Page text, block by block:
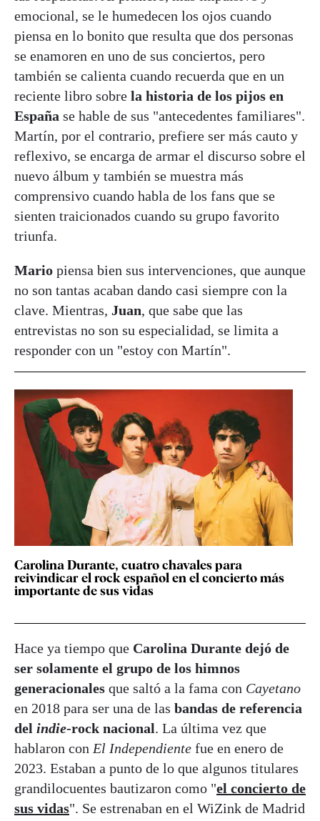
emocional, se le humedecen los ojos cuando
piensa en lo bonito que resulta que dos personas
se enamoren en uno de sus conciertos, pero
también se calienta cuando recuerda que en un
reciente libro sobre la historia de los pijos en
España se hable de sus "antecedentes familiares".
Martín, por el contrario, prefiere ser más cauto y
reflexivo, se encarga de armar el discurso sobre el
nuevo álbum y también se muestra más
comprensivo cuando habla de los fans que se
sienten traicionados cuando su grupo favorito
triunfa.
Mario piensa bien sus intervenciones, que aunque
no son tantas acaban dando casi siempre con la
clave. Mientras, Juan, que sabe que las
entrevistas no son su especialidad, se limita a
responder con un "estoy con Martín".
Carolina Durante, cuatro chavales para
reivindicar el rock español en el concierto más
importante de sus vidas
Hace ya tiempo que Carolina Durante dejó de
ser solamente el grupo de los himnos
generacionales que saltó a la fama con Cayetano
en 2018 para ser una de las bandas de referencia
del indie-rock nacional. La última vez que
hablaron con El Independiente fue en enero de
2023. Estaban a punto de lo que algunos titulares
grandilocuentes bautizaron como "el concierto de
sus vidas". Se estrenaban en el WiZink de Madrid